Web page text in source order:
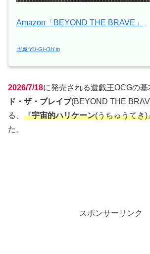
Amazon「BEYOND THE BRAVE」
出典:YU-GI-OH.jp
2026/7/18に発売される遊戯王OCGの基
ド・ザ・ブレイブ(BEYOND THE
る、 『宇宙的ハリケーン(うちゅうてき)
た。
スポンサーリンク